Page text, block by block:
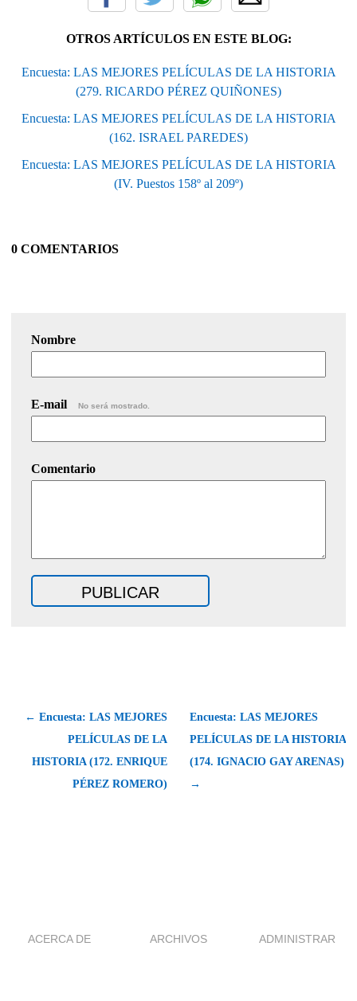
OTROS ARTÍCULOS EN ESTE BLOG:
Encuesta: LAS MEJORES PELÍCULAS DE LA HISTORIA
(279. RICARDO PÉREZ QUIÑONES)
Encuesta: LAS MEJORES PELÍCULAS DE LA HISTORIA
(162. ISRAEL PAREDES)
Encuesta: LAS MEJORES PELÍCULAS DE LA HISTORIA
(IV. Puestos 158º al 209º)
0 COMENTARIOS
Nombre
E-mail No será mostrado.
Comentario
← Encuesta: LAS MEJORES
PELÍCULAS DE LA
HISTORIA (172. ENRIQUE
PÉREZ ROMERO)
Encuesta: LAS MEJORES
PELÍCULAS DE LA HISTORIA
(174. IGNACIO GAY ARENAS)
→
ACERCA DE ARCHIVOS ADMINISTRAR